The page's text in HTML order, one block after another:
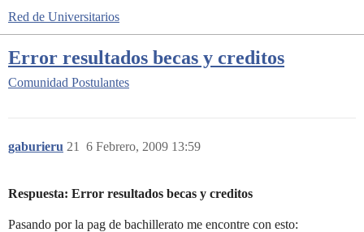
Red de Universitarios
Error resultados becas y creditos
Comunidad Postulantes
gaburieru 6 Febrero, 2009 13:59
21
Respuesta: Error resultados becas y creditos
Pasando por la pag de bachillerato me encontre con esto: